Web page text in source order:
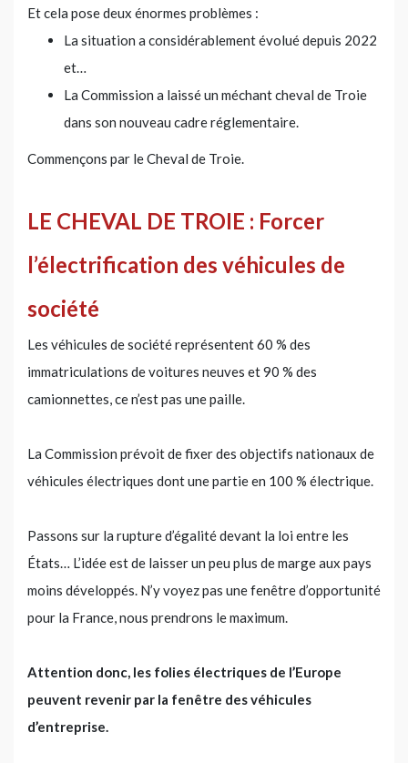
Et cela pose deux énormes problèmes :
La situation a considérablement évolué depuis 2022
et…
La Commission a laissé un méchant cheval de Troie
dans son nouveau cadre réglementaire.
Commençons par le Cheval de Troie.
LE CHEVAL DE TROIE : Forcer
l’électrification des véhicules de
société
Les véhicules de société représentent 60 % des
immatriculations de voitures neuves et 90 % des
camionnettes, ce n’est pas une paille.
La Commission prévoit de fixer des objectifs nationaux de
véhicules électriques dont une partie en 100 % électrique.
Passons sur la rupture d’égalité devant la loi entre les
États… L’idée est de laisser un peu plus de marge aux pays
moins développés. N’y voyez pas une fenêtre d’opportunité
pour la France, nous prendrons le maximum.
Attention donc, les folies électriques de l’Europe
peuvent revenir par la fenêtre des véhicules
d’entreprise.